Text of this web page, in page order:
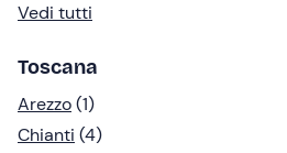
Vedi tutti
Toscana
Arezzo(1)
Chianti (4)